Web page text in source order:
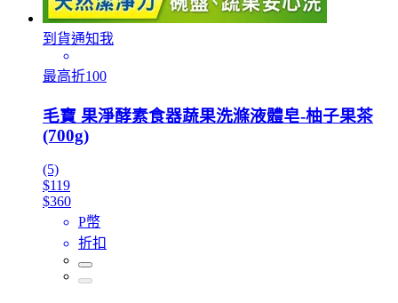
到貨通知我
最高折100
毛寶 果淨酵素食器蔬果洗滌液體皂-柚子果茶
(700g)
(5)
$119
$360
P幣
折扣